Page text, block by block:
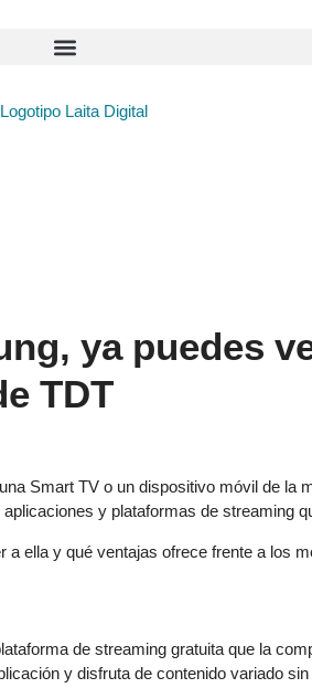
ya puedes
TDT
Smart TV o un dispositivo móvil de la
y plataformas de streaming
ella y qué ventajas ofrece frente a los
de streaming gratuita que la
y disfruta de contenido variado